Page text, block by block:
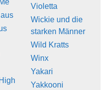
Violetta
Wickie und die
starken Männer
Wild Kratts
Winx
Yakari
Yakkooni